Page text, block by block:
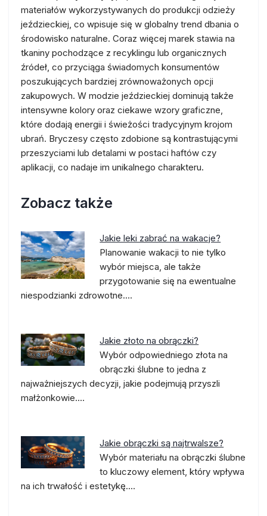
materiałów wykorzystywanych do produkcji odzieży
jeździeckiej, co wpisuje się w globalny trend dbania o
środowisko naturalne. Coraz więcej marek stawia na
tkaniny pochodzące z recyklingu lub organicznych
źródeł, co przyciąga świadomych konsumentów
poszukujących bardziej zrównoważonych opcji
zakupowych. W modzie jeździeckiej dominują także
intensywne kolory oraz ciekawe wzory graficzne,
które dodają energii i świeżości tradycyjnym krojom
ubrań. Bryczesy często zdobione są kontrastującymi
przeszyciami lub detalami w postaci haftów czy
aplikacji, co nadaje im unikalnego charakteru.
Zobacz także
Jakie leki zabrać na wakacje?
Planowanie wakacji to nie tylko
wybór miejsca, ale także
przygotowanie się na ewentualne
niespodzianki zdrowotne.…
Jakie złoto na obrączki?
Wybór odpowiedniego złota na
obrączki ślubne to jedna z
najważniejszych decyzji, jakie podejmują przyszli
małżonkowie.…
Jakie obrączki są najtrwalsze?
Wybór materiału na obrączki ślubne
to kluczowy element, który wpływa
na ich trwałość i estetykę.…